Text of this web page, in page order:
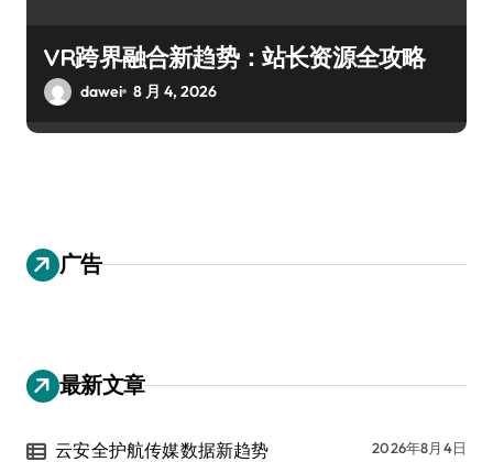
VR跨界融合新趋势：站长资源全攻略
dawei 8 月 4, 2026
广告
最新文章
云安全护航传媒数据新趋势 2026年8月4日